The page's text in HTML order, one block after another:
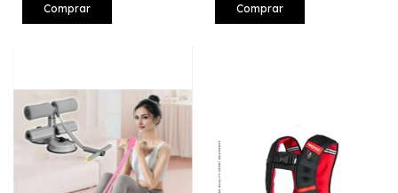
Comprar Comprar